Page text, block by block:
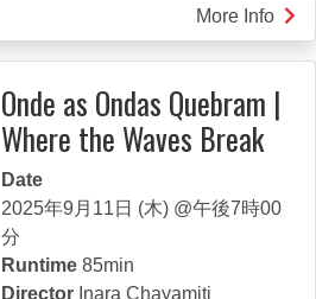
More Info
See
Onde as Ondas Quebram |
Where the Waves Break
Date
2025年9月11日 (木) @午後7時00
分
Runtime 85min
Director Inara Chayamiti